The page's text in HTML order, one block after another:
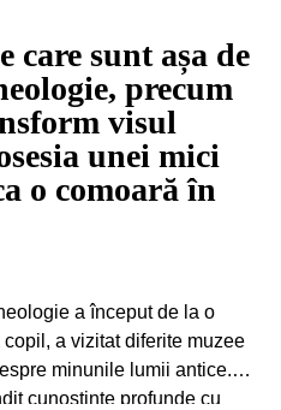
care sunt așa de
precum
visul
unei mici
o comoară în
a început de la o
a vizitat diferite muzee
minunile lumii antice. A
cunoștințe profunde cu